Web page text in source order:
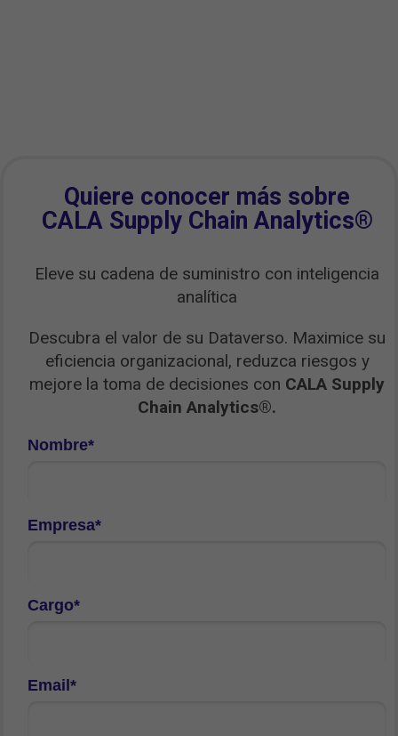
Quiere conocer más sobre
CALA Supply Chain Analytics®
Eleve su cadena de suministro con inteligencia
analítica
Descubra el valor de su Dataverso. Maximice su
eficiencia organizacional, reduzca riesgos y
mejore la toma de decisiones con CALA Supply
Chain Analytics®.
Nombre*
Empresa*
Cargo*
Email*